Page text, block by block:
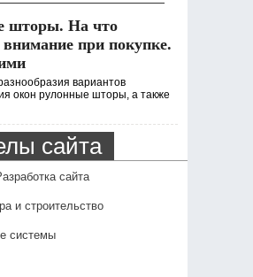
шторы. На что
внимание при покупке.
вариантов
окон рулонные шторы, а также
сайта
сайта
и строительство
системы